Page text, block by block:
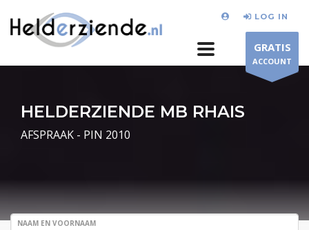
LOG IN
GRATIS
ACCOUNT
HELDERZIENDE MB RHAIS
AFSPRAAK - PIN 2010
NAAM EN VOORNAAM